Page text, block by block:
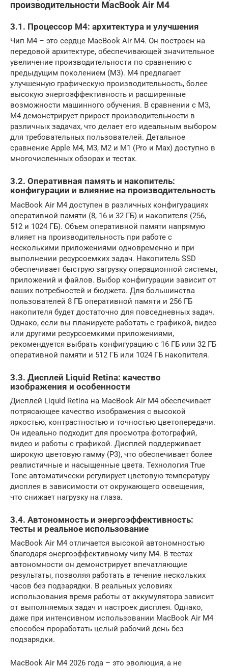
производительности MacBook Air M4
3.1. Процессор M4: архитектура и улучшения
Чип M4 – это сердце MacBook Air M4. Он построен на
передовой архитектуре, обеспечивающей значительное
увеличение производительности по сравнению с
предыдущим поколением (M3). M4 предлагает
улучшенную графическую производительность, более
высокую энергоэффективность и расширенные
возможности машинного обучения. В сравнении с M3,
M4 демонстрирует прирост производительности в
различных задачах, что делает его идеальным выбором
для требовательных пользователей. Детальное
сравнение Apple M4, M3, M2 и M1 (Pro и Max) доступно в
многочисленных обзорах и тестах.
3.2. Оперативная память и накопитель:
конфигурации и влияние на производительность
MacBook Air M4 доступен в различных конфигурациях
оперативной памяти (8, 16 и 32 ГБ) и накопителя (256,
512 и 1024 ГБ). Объем оперативной памяти напрямую
влияет на производительность при работе с
несколькими приложениями одновременно и при
выполнении ресурсоемких задач. Накопитель SSD
обеспечивает быструю загрузку операционной системы,
приложений и файлов. Выбор конфигурации зависит от
ваших потребностей и бюджета. Для большинства
пользователей 8 ГБ оперативной памяти и 256 ГБ
накопителя будет достаточно для повседневных задач.
Однако, если вы планируете работать с графикой, видео
или другими ресурсоемкими приложениями,
рекомендуется выбрать конфигурацию с 16 ГБ или 32 ГБ
оперативной памяти и 512 ГБ или 1024 ГБ накопителя.
3.3. Дисплей Liquid Retina: качество
изображения и особенности
Дисплей Liquid Retina на MacBook Air M4 обеспечивает
потрясающее качество изображения с высокой
яркостью, контрастностью и точностью цветопередачи.
Он идеально подходит для просмотра фотографий,
видео и работы с графикой. Дисплей поддерживает
широкую цветовую гамму (P3), что обеспечивает более
реалистичные и насыщенные цвета. Технология True
Tone автоматически регулирует цветовую температуру
дисплея в зависимости от окружающего освещения,
что снижает нагрузку на глаза.
3.4. Автономность и энергоэффективность:
тесты и реальное использование
MacBook Air M4 отличается высокой автономностью
благодаря энергоэффективному чипу M4. В тестах
автономности он демонстрирует впечатляющие
результаты, позволяя работать в течение нескольких
часов без подзарядки. В реальных условиях
использования время работы от аккумулятора зависит
от выполняемых задач и настроек дисплея. Однако,
даже при интенсивном использовании MacBook Air M4
способен проработать целый рабочий день без
подзарядки.
MacBook Air M4 2026 года – это эволюция, а не